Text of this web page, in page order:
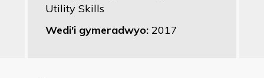
Utility Skills
Wedi'i gymeradwyo: 2017